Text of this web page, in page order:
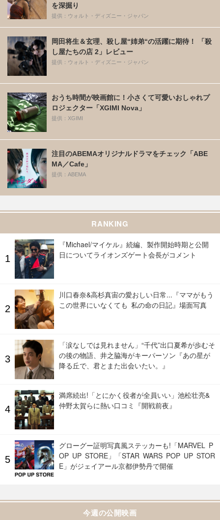
を深掘り
提供：ウォルト・ディズニー・ジャパン
岡田将生＆玄理、殺し屋“姉弟“の活躍に期待！ 「殺
し屋たちの店 2」レビュー
提供：ウォルト・ディズニー・ジャパン
おうち時間が映画館に！小さくて可愛いおしゃれプ
ロジェクター「XGIMI Nova」
提供：XGIMI
注目のABEMAオリジナルドラマをチェック「ABE
MA／Cafe」
提供：ABEMA
RANKING
『Michael/マイケル』続編、製作開始時期と公開
日についてライオンズゲート会長がコメント
川口春奈&高杉真宙の愛おしい日常...『ママがもう
この世界にいなくても 私の命の日記』場面写真
「涙なしでは見れません」“千代”出口夏希が歩むそ
の後の物語、井之脇海がキーパーソン『あの星が
降る丘で、君とまた出会いたい。』
満席続出!「とにかく役者が全員いい」池松壮亮&
仲野太賀らに熱い口コミ『開戦前夜』
グローグー証明写真風ステッカーも!「MARVEL P
OP UP STORE」「STAR WARS POP UP STOR
E」がジェイアール京都伊勢丹で開催
今週の公開映画